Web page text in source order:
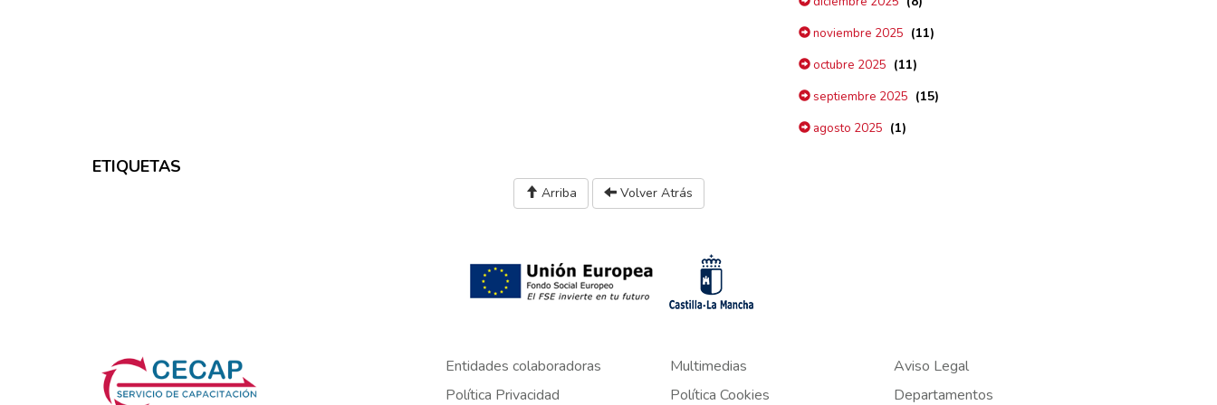
noviembre 2025 (11)
octubre 2025 (11)
septiembre 2025 (15)
agosto 2025 (1)
ETIQUETAS
Arriba Volver Atrás
Entidades colaboradoras Multimedias
Aviso Legal
Política Privacidad
Política Cookies Departamentos